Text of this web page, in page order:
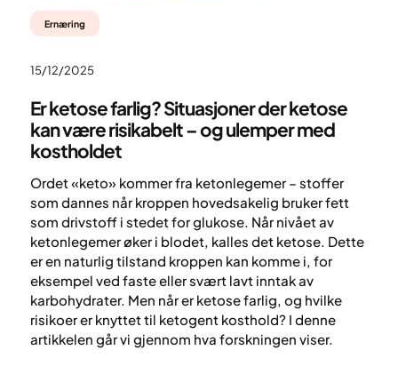
Ernæring
15/12/2025
Er ketose farlig? Situasjoner der ketose
kan være risikabelt – og ulemper med
kostholdet
Ordet «keto» kommer fra ketonlegemer – stoffer
som dannes når kroppen hovedsakelig bruker fett
som drivstoff i stedet for glukose. Når nivået av
ketonlegemer øker i blodet, kalles det ketose. Dette
er en naturlig tilstand kroppen kan komme i, for
eksempel ved faste eller svært lavt inntak av
karbohydrater. Men når er ketose farlig, og hvilke
risikoer er knyttet til ketogent kosthold? I denne
artikkelen går vi gjennom hva forskningen viser.